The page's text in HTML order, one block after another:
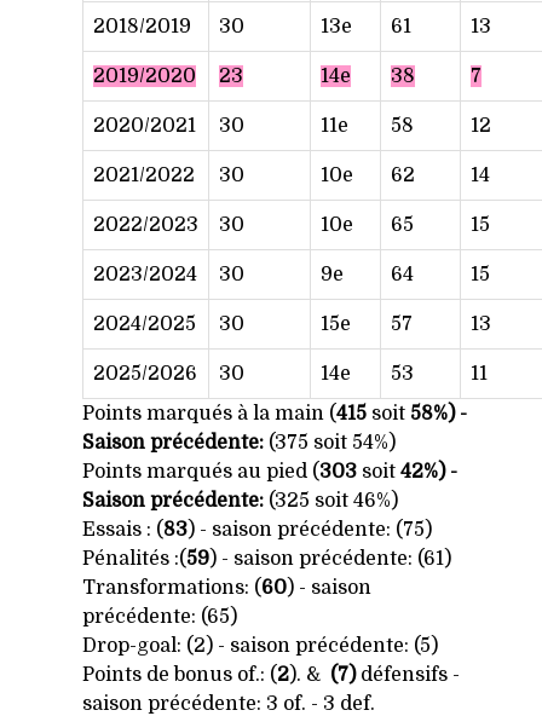
2018/2019 30 13e 61 13
2019/2020 23 14e 38 7
2020/2021 30 11e 58 12
2021/2022 30 10e 62 14
2022/2023 30 10e 65 15
2023/2024 30 9e 64 15
2024/2025 30 15e 57 13
2025/2026 30 14e 53
11
Points marqués à la main (415 soit 58%)-
Saison précédente: (375 soit 54%)
Points marqués au pied (303 soit 42%) -
Saison précédente: (325 soit 46%)
Essais : (83) - saison précédente: (75)
Pénalités :(59) - saison précédente: (61)
Transformations: (60) - saison
précédente: (65)
Drop-goal: (2) - saison précédente: (5)
Points de bonus of.: (2). & (7) défensifs -
saison précédente: 3 of. - 3 def.